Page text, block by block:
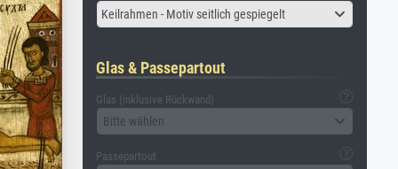
Keilrahmen - Motiv seitlich gespiegelt
Glas & Passepartout
Glas (inklusive Rückwand)
Bitte wählen
Passepartout